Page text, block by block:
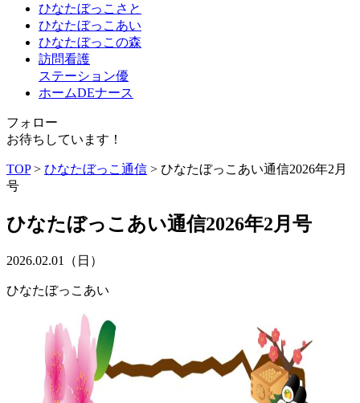
ひなたぼっこさと
ひなたぼっこあい
ひなたぼっこの森
訪問看護
ステーション優
ホームDEナース
フォロー
お待ちしています！
TOP> ひなたぼっこ通信 > ひなたぼっこあい通信2026年2月
号
ひなたぼっこあい通信2026年2月号
2026.02.01（日）
ひなたぼっこあい